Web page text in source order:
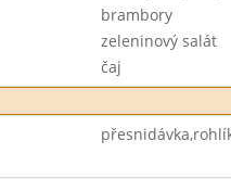
brambory
zeleninový salát
čaj